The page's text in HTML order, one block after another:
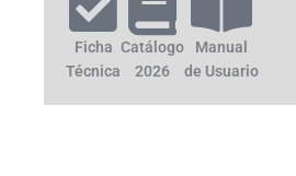
Ficha
Técnica
Catálogo
2026
Manual
de Usuario